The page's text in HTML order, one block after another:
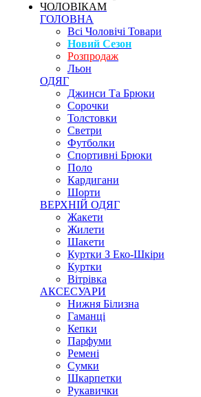
ЧОЛОВІКАМ
ГОЛОВНА
Всі Чоловічі Товари
Новий Сезон
Розпродаж
Льон
ОДЯГ
Джинси Та Брюки
Сорочки
Толстовки
Светри
Футболки
Спортивні Брюки
Поло
Кардигани
Шорти
ВЕРХНІЙ ОДЯГ
Жакети
Жилети
Шакети
Куртки З Еко-Шкіри
Куртки
Вітрівка
АКСЕСУАРИ
Нижня Білизна
Гаманці
Кепки
Парфуми
Ремені
Сумки
Шкарпетки
Рукавички